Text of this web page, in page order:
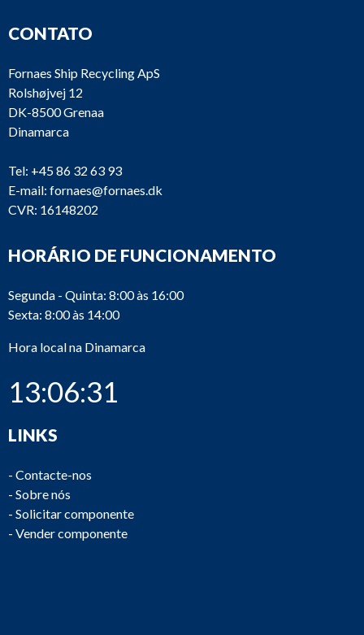
CONTATO
Fornaes Ship Recycling ApS
Rolshøjvej 12
DK-8500 Grenaa
Dinamarca
Tel: +45 86 32 63 93
E-mail: fornaes@fornaes.dk
CVR: 16148202
HORÁRIO DE FUNCIONAMENTO
Segunda - Quinta: 8:00 às 16:00
Sexta: 8:00 às 14:00
Hora local na Dinamarca
13:06:31
LINKS
- Contacte-nos
- Sobre nós
- Solicitar componente
- Vender componente